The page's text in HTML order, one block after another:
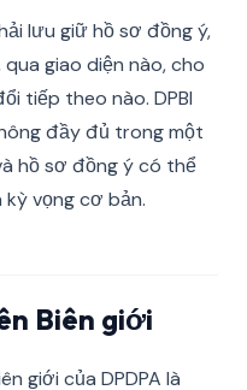
lưu giữ hồ sơ đồng ý,
giao diện nào, cho
tiếp theo nào. DPBI
đầy đủ trong một
hồ sơ đồng ý có thể
vọng cơ bản.
Biên giới
giới của DPDPA là